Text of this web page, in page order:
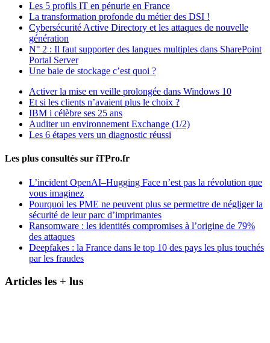
Les 5 profils IT en pénurie en France
La transformation profonde du métier des DSI !
Cybersécurité Active Directory et les attaques de nouvelle
génération
N° 2 : Il faut supporter des langues multiples dans SharePoint
Portal Server
Une baie de stockage c’est quoi ?
Activer la mise en veille prolongée dans Windows 10
Et si les clients n’avaient plus le choix ?
IBM i célèbre ses 25 ans
Auditer un environnement Exchange (1/2)
Les 6 étapes vers un diagnostic réussi
Les plus consultés sur iTPro.fr
L’incident OpenAI–Hugging Face n’est pas la révolution que
vous imaginez
Pourquoi les PME ne peuvent plus se permettre de négliger la
sécurité de leur parc d’imprimantes
Ransomware : les identités compromises à l’origine de 79%
des attaques
Deepfakes : la France dans le top 10 des pays les plus touchés
par les fraudes
Articles les + lus